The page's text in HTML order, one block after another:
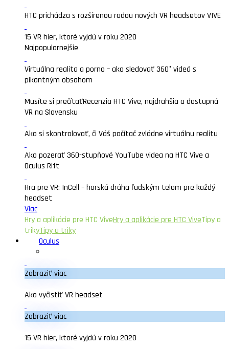
HTC prichádza s rozšírenou radou nových VR headsetov VIVE
15 VR hier, ktoré vyjdú v roku 2020
Najpopularnejšie
Virtuálna realita a porno – ako sledovať 360° videá s
pikantným obsahom
Musíte si prečítaťRecenzia HTC Vive, najdrahšia a dostupná
VR na Slovensku
Ako si skontrolovať, či Váš počítač zvládne virtuálnu realitu
Ako pozerať 360-stupňové YouTube videa na HTC Vive a
Oculus Rift
Hra pre VR: InCell – horská dráha ľudským telom pre každý
headset
Viac
Hry a aplikácie pre HTC ViveHry a aplikácie pre HTC ViveTipy a
trikyTipy a triky
Oculus
Zobraziť viac
Ako vyčistiť VR headset
Zobraziť viac
15 VR hier, ktoré vyjdú v roku 2020